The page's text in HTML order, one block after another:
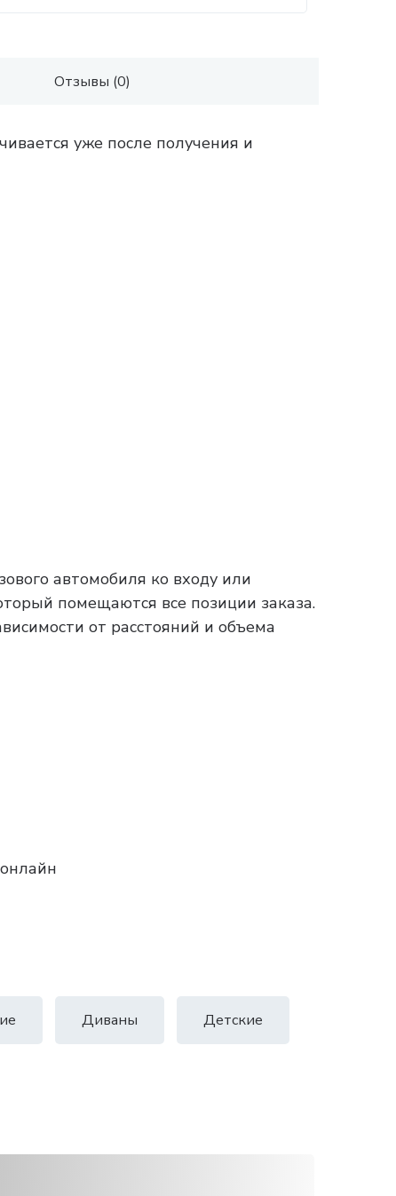
Отзывы (0)
уже после получения и
автомобиля ко входу или
помещаются все позиции заказа.
от расстояний и объема
Диваны Детские